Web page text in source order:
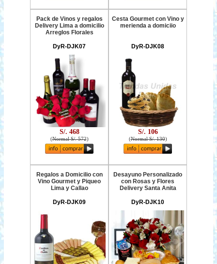
Pack de Vinos y regalos
Delivery Lima a domicilio
Arreglos Florales
DyR-DJK07
S/. 468
(Normal S/. 572)
Cesta Gourmet con Vino y
merienda a domiciio
DyR-DJK08
S/. 106
(Normal S/. 130)
Regalos a Domicilio con
Vino Gourmet y Piqueo
Lima y Callao
DyR-DJK09
Desayuno Personalizado
con Rosas y Flores
Delivery Santa Anita
DyR-DJK10